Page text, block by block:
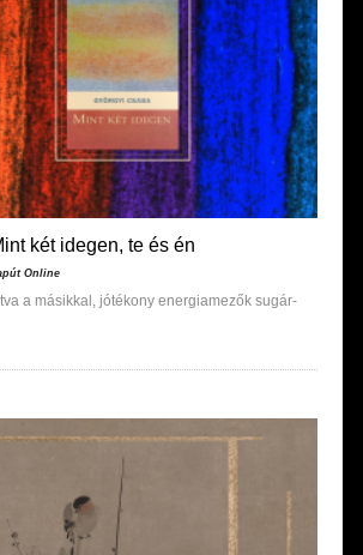
két idegen, te és én
Online
a másikkal, jótékony energiamezők sugár-